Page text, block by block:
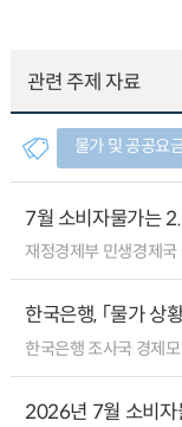
관련 주제 자료
물가 및 공공요
7월 소비자물가는
재정경제부 민생경제
한국은행, 「물가 상
한국은행 조사국 경제
2026년 7월 소비자